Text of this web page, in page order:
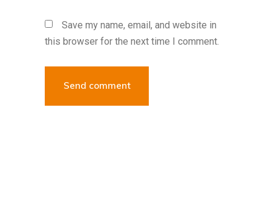
Save my name, email, and website in
this browser for the next time I comment.